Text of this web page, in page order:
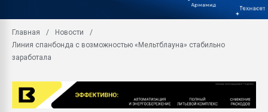
заводу пластмасс"
28.07.2026
первый план в
Главная
Новости
Линия спанбонда с возможностью «Мельтблауна» стабильно
заработала